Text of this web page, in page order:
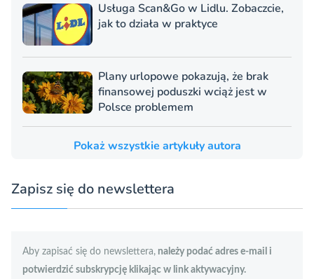
Usługa Scan&Go w Lidlu. Zobaczcie,
jak to działa w praktyce
Plany urlopowe pokazują, że brak
finansowej poduszki wciąż jest w
Polsce problemem
Pokaż wszystkie artykuły autora
Zapisz się do newslettera
Aby zapisać się do newslettera, należy podać adres e-mail i
potwierdzić subskrypcję klikając w link aktywacyjny.